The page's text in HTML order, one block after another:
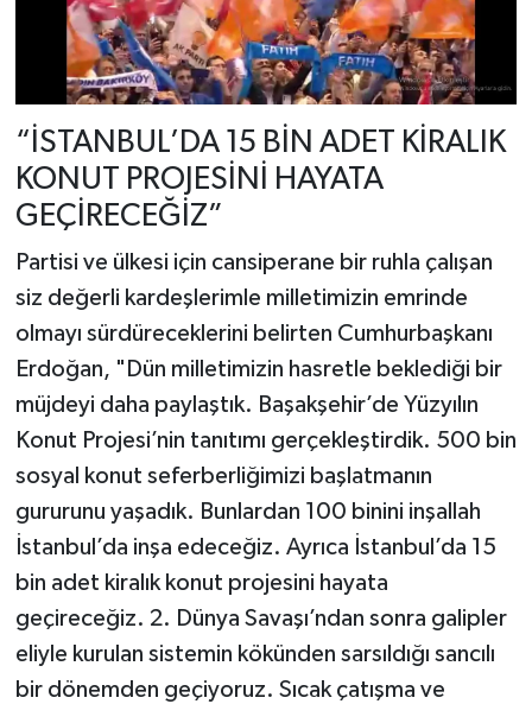
“İSTANBUL’DA 15 BİN ADET KİRALIK
KONUT PROJESİNİ HAYATA
GEÇİRECEĞİZ”
Partisi ve ülkesi için cansiperane bir ruhla çalışan
siz değerli kardeşlerimle milletimizin emrinde
olmayı sürdüreceklerini belirten Cumhurbaşkanı
Erdoğan, "Dün milletimizin hasretle beklediği bir
müjdeyi daha paylaştık. Başakşehir’de Yüzyılın
Konut Projesi’nin tanıtımı gerçekleştirdik. 500 bin
sosyal konut seferberliğimizi başlatmanın
gururunu yaşadık. Bunlardan 100 binini inşallah
İstanbul’da inşa edeceğiz. Ayrıca İstanbul’da 15
bin adet kiralık konut projesini hayata
geçireceğiz. 2. Dünya Savaşı’ndan sonra galipler
eliyle kurulan sistemin kökünden sarsıldığı sancılı
bir dönemden geçiyoruz. Sıcak çatışma ve